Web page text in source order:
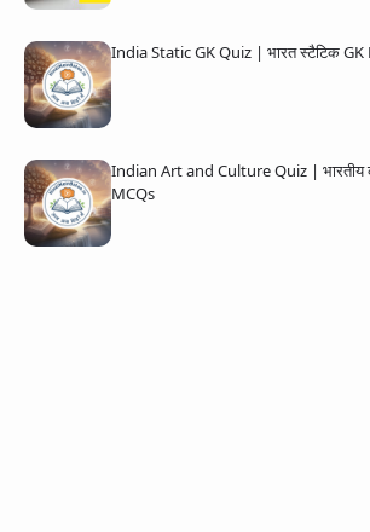
India Static GK Quiz | भारत स्टैटिक GK
Indian Art and Culture Quiz | भारतीय
MCQs